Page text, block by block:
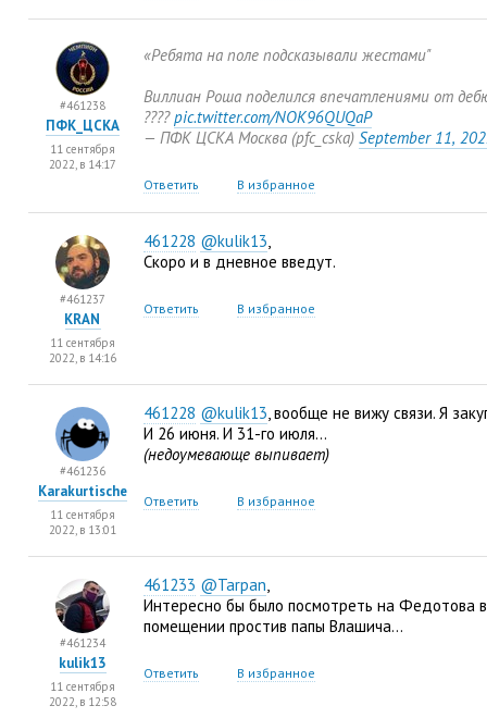
«Ребята на поле подсказывали жестами"
Виллиан Роша поделился впечатлениями от
????pic.twitter.com/NOK96QUQaP
— ПФК ЦСКА Москва (pfc_cska) September 11,
Ответить В избранное
#461238
ПФК_ЦСКА
11 сентября
2022, в 14:17
461228 @kulik13,
Скоро и в дневное введут.
Ответить В избранное
#461237
KRAN
11 сентября
2022, в 14:16
461228 @kulik13, вообще не вижу связи. Я
И 26 июня. И 31-го июля…
(недоумевающе выпивает)
Ответить В избранное
#461236
Karakurtische
11 сентября
2022, в 13:01
461233 @Tarpan,
Интересно бы было посмотреть на Федотова
помещении простив папы Влашича…
Ответить В избранное
#461234
kulik13
11 сентября
2022, в 12:58